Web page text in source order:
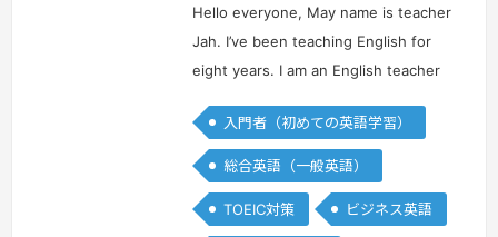
ピ
ン
ピ
ン
Hello everyone, May name is teacher
Jah. I’ve been teaching English for
eight years. I am an English teacher
and enthusiastic teacher that will
help you to gain mor…続きを見る »
入門者（初めての英語学習）
総合英語（一般英語）
TOEIC対策 ビジネス英語